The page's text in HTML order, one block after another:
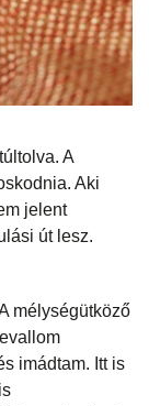
A
Aki
jelent
út lesz.
mélységütköző
imádtam. Itt is